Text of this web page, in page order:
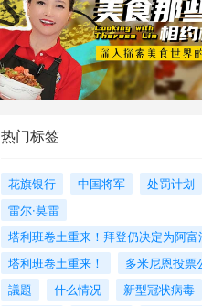
热门标签
花旗银行 中国将军 处罚计划
雷尔·莫雷
塔利班卷土重来！拜登仍决定为阿富
塔利班卷土重来！
多米尼恩投票
議題
什么情况 新型冠状病毒